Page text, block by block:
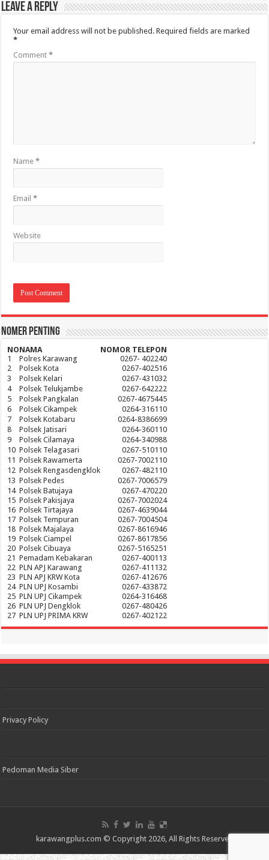
Leave a Reply
Your email address will not be published. Required fields are marked
*
Comment*
Name*
Email*
Website
Nomer Penting
NONAMA
NOMOR TELEPON
1
Polres Karawang
0267- 402240
2
Polsek Kota
0267-402516
3
Polsek Kelari
0267-431032
4
Polsek Telukjambe
0267-642222
5
Polsek Pangkalan
0267-4675445
6
Polsek Cikampek
0264-316110
7
Polsek Kotabaru
0264-8386699
8
Polsek Jatisari
0264-360110
9
Polsek Cilamaya
0264-340988
10 Polsek Telagasari
0267-510110
11 Polsek Rawamerta
0267-7002110
12 Polsek Rengasdengklok
0267-482110
13 Polsek Pedes
0267-7006579
14 Polsek Batujaya
0267-470220
15 Polsek Pakisjaya
0267-7002024
16 Polsek Tirtajaya
0267-4639044
17 Polsek Tempuran
0267-7004504
18 Polsek Majalaya
0267-8616946
19 Polsek Ciampel
0267-8617856
20 Polsek Cibuaya
0267-5165251
21 Pemadam Kebakaran
0267-400113
22 PLN APJ Karawang
0267-411132
23 PLN APJ KRW Kota
0267-412676
24 PLN UPJ Kosambi
0267-433872
25 PLN UPJ Cikampek
0264-316468
26 PLN UPJ Dengklok
0267-480426
27 PLN UPJ PRIMA KRW 0267-402122
Privacy Policy
Pedoman Media Siber
karawangplus.com © Copyright 2026, All Rights Reserved